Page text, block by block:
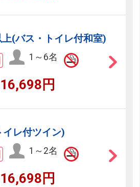
(バス・トイレ付和室)
1～6名
円
レ付ツイン)
1～2名
円